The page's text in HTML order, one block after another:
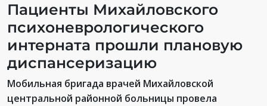
Пациенты Михайловского
психоневрологического
интерната прошли плановую
диспансеризацию
Мобильная бригада врачей Михайловской
центральной районной больницы провела